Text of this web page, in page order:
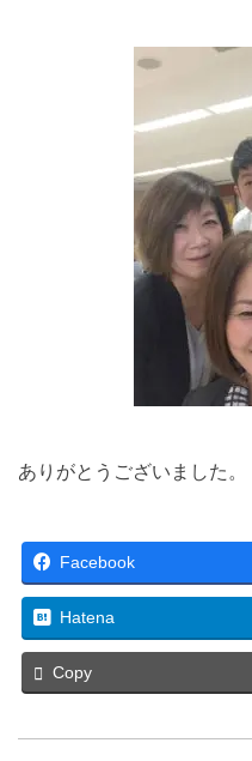
ありがとうございました。
Facebook
Hatena
Copy